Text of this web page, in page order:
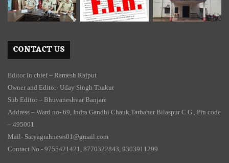
CONTACT US
Editor in chief – Ramesh Rajput
Owner and Editor- Uday Singh Thakur
Sub Editor – Bhuvaneshvar Banjare
Address – Ward no- 69, Indra Gandhi Chauk,Tarbahar Bilaspur C.G., Pin code
– 495001
Mail- Satyagrahnews01@gmail.com
Contact No.- 9755421421, 8770322843, 9303911299